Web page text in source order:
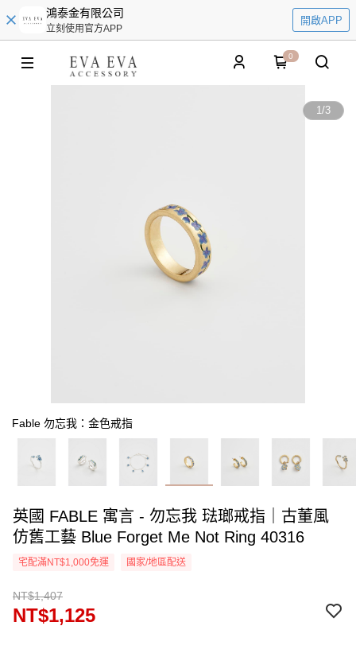
鴻泰金有限公司
立刻使用官方APP
開啟APP
0
1/3
Fable 勿忘我：金色戒指
英國 FABLE 寓言 - 勿忘我 琺瑯戒指｜古董風
仿舊工藝 Blue Forget Me Not Ring 40316
宅配滿NT$1,000免運 國家/地區配送
NT$1,407
NT$1,125